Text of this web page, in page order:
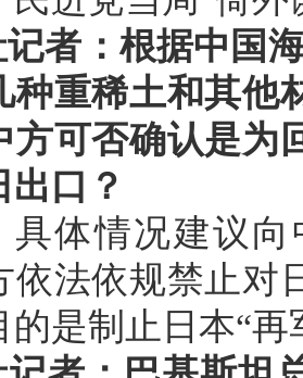
记者：根据中国
种重稀土和其他
方可否确认是为
出口？
具体情况建议
依法依规禁止对
的是制止日本“